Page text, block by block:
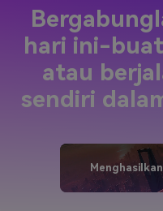
hari ini-
atau
sendiri